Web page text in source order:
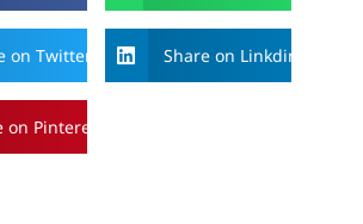
on Twitter Share on Linkdin
on Pinterest